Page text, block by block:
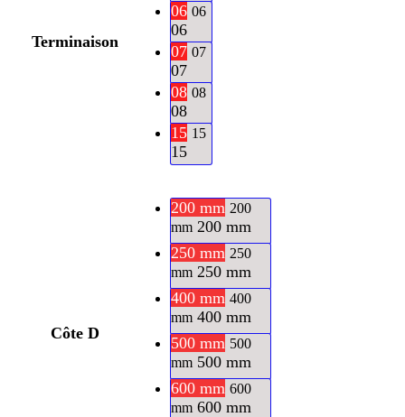
Terminaison
06 06
06
07 07
07
08 08
08
15 15
15
Côte D
200 mm 200
mm 200 mm
250 mm 250
mm 250 mm
400 mm 400
mm 400 mm
500 mm 500
mm 500 mm
600 mm 600
mm 600 mm